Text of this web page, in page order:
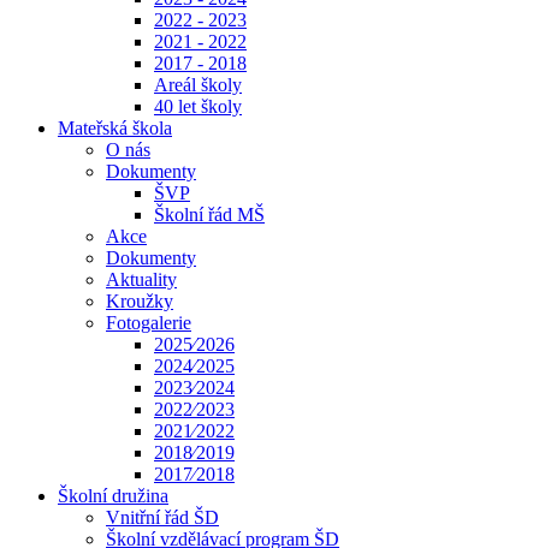
2022 - 2023
2021 - 2022
2017 - 2018
Areál školy
40 let školy
Mateřská škola
O nás
Dokumenty
ŠVP
Školní řád MŠ
Akce
Dokumenty
Aktuality
Kroužky
Fotogalerie
2025⁄2026
2024⁄2025
2023⁄2024
2022⁄2023
2021⁄2022
2018⁄2019
2017⁄2018
Školní družina
Vnitřní řád ŠD
Školní vzdělávací program ŠD